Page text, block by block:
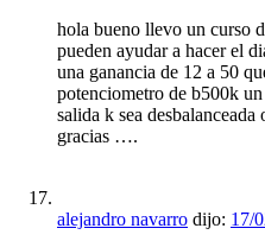
hola bueno llevo un curso
pueden ayudar a hacer el
una ganancia de 12 a 50
potenciometro de b500k
salida k sea desbalanceada
gracias ….
alejandro navarro dijo: 17/